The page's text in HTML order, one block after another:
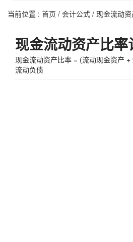
当前位置 : 首页 / 会计公式 / 现金流动
现金流动资产比
现金流动资产比率 = (流动现金资产
流动负债